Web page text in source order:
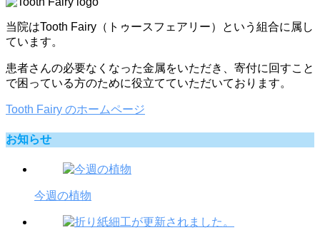
当院はTooth Fairy（トゥースフェアリー）という組合に属し
ています。
患者さんの必要なくなった金属をいただき、寄付に回すこと
で困っている方のために役立てていただいております。
Tooth Fairy のホームページ
お知らせ
今週の植物